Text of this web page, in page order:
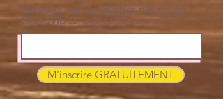
Recevez ma Newsletter pleine de
GoodVibes, entrez votre mail ici
M'inscrire GRATUITEMENT